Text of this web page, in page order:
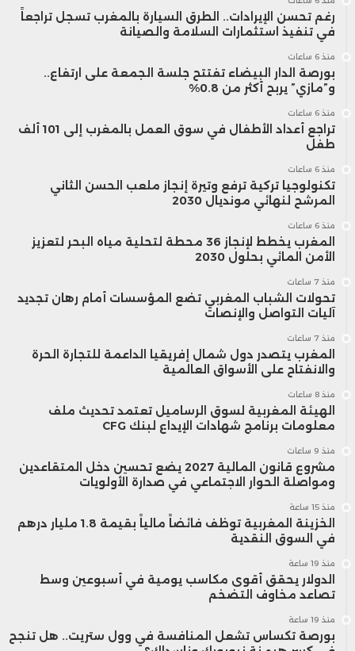
رغم تحسن الإيرادات.. الطرق السيارة بالمغرب تسجل تراجعاً
في تنفيذ استثمارات السلامة والصيانة
منذ 6 ساعات
بورصة الدار البيضاء تفتتح جلسة الجمعة على ارتفاع..
و”مازي” يربح أكثر من 0.8%
منذ 6 ساعات
تراجع أعداد الأطفال في سوق العمل بالمغرب إلى 101 ألف
طفل
منذ 6 ساعات
تكنولوجيا تركية ترفع وتيرة إنجاز ملعب الحسن الثاني
المرشح لنهائي مونديال 2030
منذ 6 ساعات
المغرب يخطط لإنجاز 36 محطة لتحلية مياه البحر لتعزيز
الأمن المائي بحلول 2030
منذ 7 ساعات
تحولات الشباب المغربي تضع المؤسسات أمام رهان تجديد
آليات التواصل والإنصات
منذ 7 ساعات
المغرب يتصدر دول شمال إفريقيا الداعمة للتجارة الحرة
والانفتاح على الأسواق العالمية
منذ 8 ساعات
الهيئة المغربية لسوق الرساميل تعتمد تحديث ملف
معلومات برنامج شهادات الإيداع لبنك CFG
منذ 9 ساعات
مشروع قانون المالية 2027 يضع تحسين دخل المتقاعدين
ومواصلة الحوار الاجتماعي في صدارة الأولويات
منذ 15 ساعة
الخزينة المغربية توظف فائضاً مالياً بقيمة 1.8 مليار درهم
في السوق النقدية
منذ 19 ساعة
الدولار يحقق أقوى مكاسب يومية في أسبوعين وسط
تصاعد مخاوف التضخم
منذ 19 ساعة
بورصة تكساس تشعل المنافسة في وول ستريت.. هل تنجح